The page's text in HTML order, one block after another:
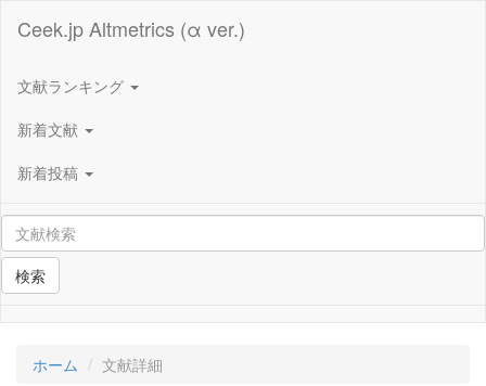
Ceek.jp Altmetrics (α ver.)
文献ランキング
新着文献
新着投稿
検索
ホーム 文献詳細